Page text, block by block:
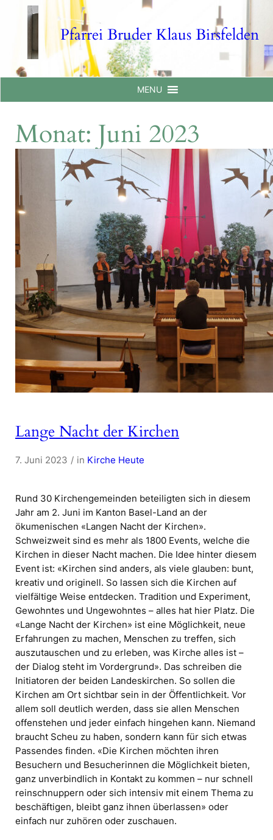
Pfarrei Bruder Klaus Birsfelden
MENU
Monat: Juni 2023
Lange Nacht der Kirchen
7. Juni 2023 in Kirche Heute
Rund 30 Kirchengemeinden beteiligten sich in diesem
Jahr am 2. Juni im Kanton Basel-Land an der
ökumenischen «Langen Nacht der Kirchen».
Schweizweit sind es mehr als 1800 Events, welche die
Kirchen in dieser Nacht machen. Die Idee hinter diesem
Event ist: «Kirchen sind anders, als viele glauben: bunt,
kreativ und originell. So lassen sich die Kirchen auf
vielfältige Weise entdecken. Tradition und Experiment,
Gewohntes und Ungewohntes – alles hat hier Platz. Die
«Lange Nacht der Kirchen» ist eine Möglichkeit, neue
Erfahrungen zu machen, Menschen zu treffen, sich
auszutauschen und zu erleben, was Kirche alles ist –
der Dialog steht im Vordergrund». Das schreiben die
Initiatoren der beiden Landeskirchen. So sollen die
Kirchen am Ort sichtbar sein in der Öffentlichkeit. Vor
allem soll deutlich werden, dass sie allen Menschen
offenstehen und jeder einfach hingehen kann. Niemand
braucht Scheu zu haben, sondern kann für sich etwas
Passendes finden. «Die Kirchen möchten ihren
Besuchern und Besucherinnen die Möglichkeit bieten,
ganz unverbindlich in Kontakt zu kommen – nur schnell
reinschnuppern oder sich intensiv mit einem Thema zu
beschäftigen, bleibt ganz ihnen überlassen» oder
einfach nur zuhören oder zuschauen.